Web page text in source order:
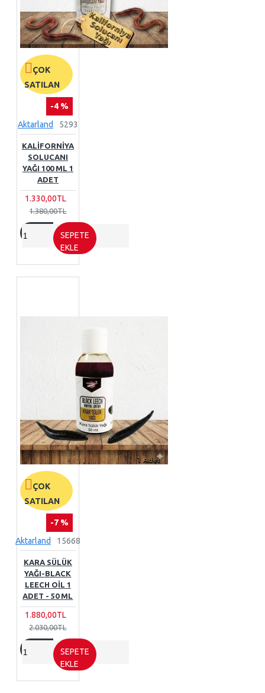
ÇOK
SATILAN
-4 %
Aktarland
5293
KALIFORNIYA
SOLUCANI
YAĞI 100 ML 1
ADET
1.330,00TL
1.380,00TL
SEPETE
EKLE
ÇOK
SATILAN
-7 %
Aktarland
15668
KARA SÜLÜK
YAĞI-BLACK
LEECH OIL 1
ADET - 50 ML
1.880,00TL
2.030,00TL
SEPETE
EKLE